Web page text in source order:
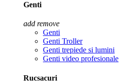
Genti
add remove
Genti
Genti Troller
Genti trepiede si lumini
Genti video profesionale
Rucsacuri